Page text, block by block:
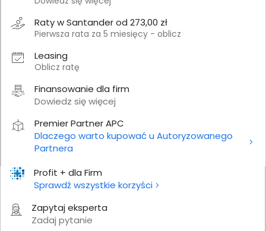
Profit + dla Firm
Sprawdź wszystkie korzyści
Zapytaj eksperta
Zadaj pytanie
Raty w Santander od 273,00 zł
Pierwsza rata za 5 miesięcy - oblicz
Leasing
Oblicz ratę
Finansowanie dla firm
Dowiedz się więcej
Premier Partner APC
Dlaczego warto kupować u Autoryzowanego
Partnera